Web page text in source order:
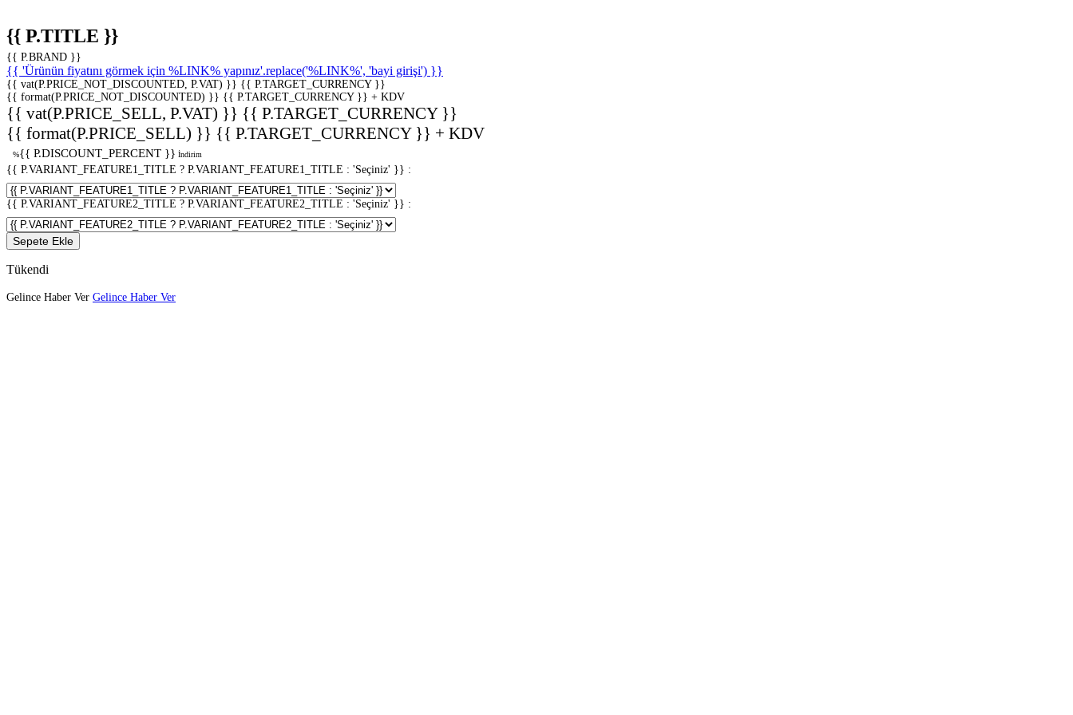
{{ P.TITLE }}
{{ P.BRAND }}
{{ 'Ürünün fiyatını görmek için %LINK% yapınız'.replace('%LINK%', 'bayi girişi') }}
{{ vat(P.PRICE_NOT_DISCOUNTED, P.VAT) }} {{ P.TARGET_CURRENCY }}
{{ format(P.PRICE_NOT_DISCOUNTED) }} {{ P.TARGET_CURRENCY }} + KDV
{{ vat(P.PRICE_SELL, P.VAT) }} {{ P.TARGET_CURRENCY }}
{{ format(P.PRICE_SELL) }} {{ P.TARGET_CURRENCY }} + KDV
%{{ P.DISCOUNT_PERCENT }} İndirim
{{ P.VARIANT_FEATURE1_TITLE ? P.VARIANT_FEATURE1_TITLE : 'Seçiniz' }} :
{{ P.VARIANT_FEATURE2_TITLE ? P.VARIANT_FEATURE2_TITLE : 'Seçiniz' }} :
Sepete Ekle
Tükendi
Gelince Haber Ver Gelince Haber Ver